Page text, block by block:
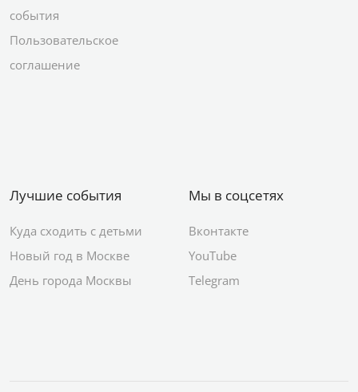
события
Пользовательское
соглашение
Лучшие события
Куда сходить с детьми
Новый год в Москве
День города Москвы
Мы в соцсетях
Вконтакте
YouTube
Telegram